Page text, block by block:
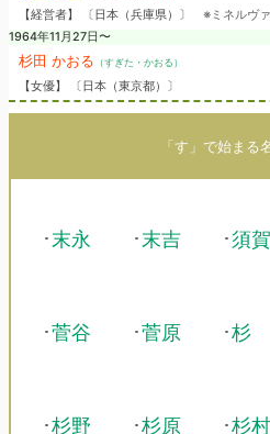
【経営者】 〔日本（兵庫県）〕 ※ミネルヴ
1964年11月27日〜
杉田 かおる （すぎた・かおる）
【女優】 〔日本（東京都）〕
「す」で始まる
･末永 ･末吉 ･須賀
･菅谷 ･菅原 ･杉
･杉野 ･杉原 ･杉村